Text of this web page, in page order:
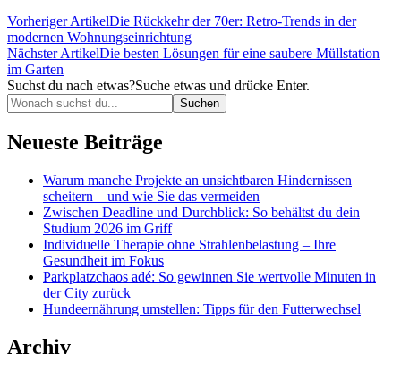
Vorheriger ArtikelDie Rückkehr der 70er: Retro-Trends in der
modernen Wohnungseinrichtung
Nächster ArtikelDie besten Lösungen für eine saubere Müllstation
im Garten
Suchst du nach etwas?Suche etwas und drücke Enter.
Neueste Beiträge
Warum manche Projekte an unsichtbaren Hindernissen
scheitern – und wie Sie das vermeiden
Zwischen Deadline und Durchblick: So behältst du dein
Studium 2026 im Griff
Individuelle Therapie ohne Strahlenbelastung – Ihre
Gesundheit im Fokus
Parkplatzchaos adé: So gewinnen Sie wertvolle Minuten in
der City zurück
Hundeernährung umstellen: Tipps für den Futterwechsel
Archiv